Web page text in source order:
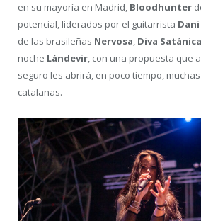
en su mayoría en Madrid, Bloodhunter
potencial, liderados por el guitarrista
de las brasileñas Nervosa, Diva Satánica
noche Lándevir, con una propuesta que
seguro les abrirá, en poco tiempo,
catalanas.